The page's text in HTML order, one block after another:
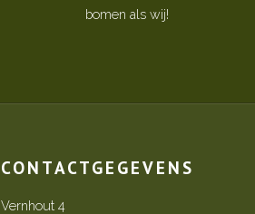
bomen als wij!
CONTACTGEGEVENS
Vernhout 4